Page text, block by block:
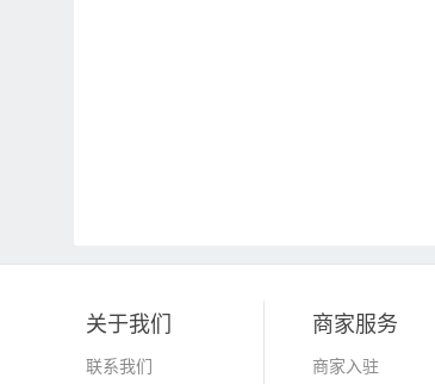
关于我们
联系我们
商家服务
商家入驻